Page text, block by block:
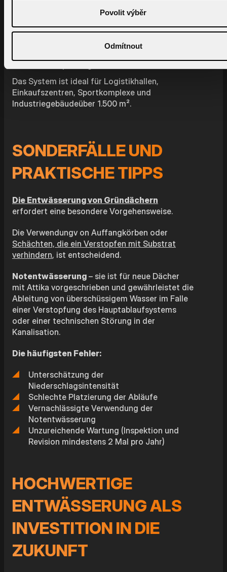
Povolit výběr
Odmítnout
Kleinere Rohrdimensionen
Selbstreinigenddank hoher
Das System ist ideal für Logistikhallen,
Einkaufszentren, Sportkomplexe und
Industriegebäudeüber 1.500 m².
SONDERFÄLLE UND
PRAKTISCHE TIPPS
Die Entwässerung von Gründächern
erfordert eine besondere Vorgehensweise.
Die Verwendungv on Auffangkörben oder
Schächten, die ein Verstopfen mit Substrat
verhindern, ist entscheidend.
Notentwässerung – sie ist für neue Dächer
mit Attika vorgeschrieben und gewährleistet die
Ableitung von überschüssigem Wasser im Falle
einer Verstopfung des Hauptablaufsystems
oder einer technischen Störung in der
Kanalisation.
Die häufigsten Fehler:
Unterschätzung der
Niederschlagsintensität
Schlechte Platzierung der Abläufe
Vernachlässigte Verwendung der
Notentwässerung
Unzureichende Wartung (Inspektion und
Revision mindestens 2 Mal pro Jahr)
HOCHWERTIGE
ENTWÄSSERUNG ALS
INVESTITION IN DIE
ZUKUNFT